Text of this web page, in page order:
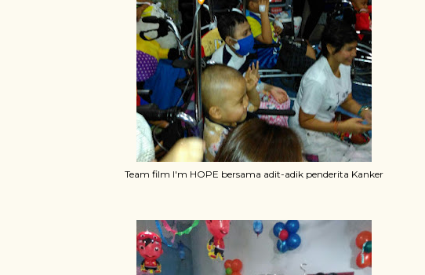
Team film I'm HOPE bersama adit-adik penderita Kanker